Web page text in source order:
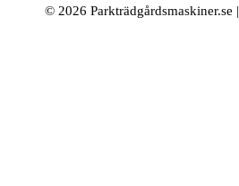
© 2026 Parkträdgårdsmaskiner.se |